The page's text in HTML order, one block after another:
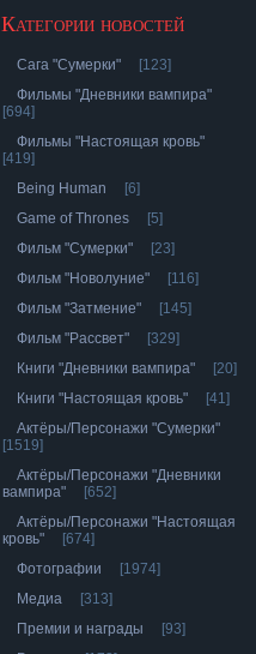
Категории новостей
Сага "Сумерки"
[123]
Фильмы "Дневники вампира"
[694]
Фильмы "Настоящая кровь"
[419]
Being Human
[6]
Game of Thrones
[5]
Фильм "Сумерки"
[23]
Фильм "Новолуние"
[116]
Фильм "Затмение"
[145]
Фильм "Рассвет"
[329]
Книги "Дневники вампира"
[20]
Книги "Настоящая кровь"
[41]
Актёры/Персонажи "Сумерки"
[1519]
Актёры/Персонажи "Дневники
вампира"
[652]
Актёры/Персонажи "Настоящая
кровь"
[674]
Фотографии
[1974]
Медиа
[313]
Премии и награды
[93]